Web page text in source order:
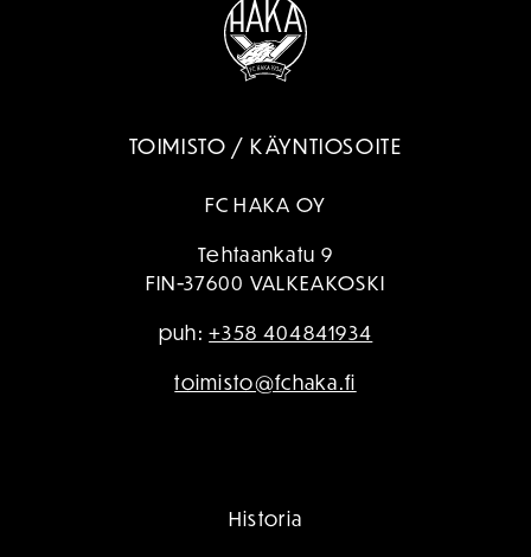
TOIMISTO / KÄYNTIOSOITE
FC HAKA OY
Tehtaankatu 9
FIN-37600 VALKEAKOSKI
puh:+358 404841934
toimisto@fchaka.fi
Historia